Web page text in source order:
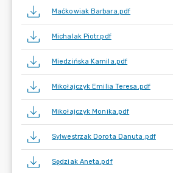
Maćkowiak Barbara.pdf
Michalak Piotr.pdf
Miedzińska Kamila.pdf
Mikołajczyk Emilia Teresa.pdf
Mikołajczyk Monika.pdf
Sylwestrzak Dorota Danuta.pdf
Sędziak Aneta.pdf